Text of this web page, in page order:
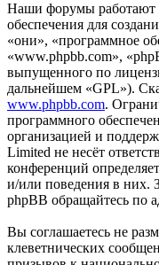
Наши форумы работают
обеспечения для
«они», «программное
«www.phpbb.com»,
выпущенного по
дальнейшем «GPL»).
www.phpbb.com.
программного
организацией и
Limited не несёт
конференций
и/или поведения в них.
phpBB обращайтесь по
Вы соглашаетесь не
клеветнических